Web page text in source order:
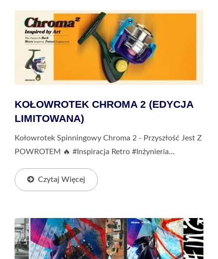
KOŁOWROTEK CHROMA 2 (EDYCJA
LIMITOWANA)
Kołowrotek Spinningowy Chroma 2 - Przyszłość Jest Z
POWROTEM 🔥 #Inspiracja Retro #Inżynieria
Okuma Zajmujący Się Wędkowaniem Miejskim,...
Czytaj Więcej